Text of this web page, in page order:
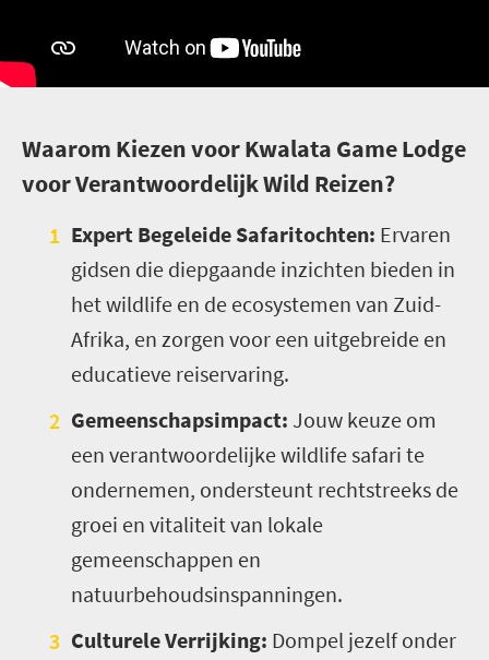
Waarom Kiezen voor Kwalata Game Lodge
voor Verantwoordelijk Wild Reizen?
Expert Begeleide Safaritochten: Ervaren
gidsen die diepgaande inzichten bieden in
het wildlife en de ecosystemen van Zuid-
Afrika, en zorgen voor een uitgebreide en
educatieve reiservaring.
Gemeenschapsimpact: Jouw keuze om
een verantwoordelijke wildlife safari te
ondernemen, ondersteunt rechtstreeks de
groei en vitaliteit van lokale
gemeenschappen en
natuurbehoudsinspanningen.
Culturele Verrijking: Dompel jezelf onder